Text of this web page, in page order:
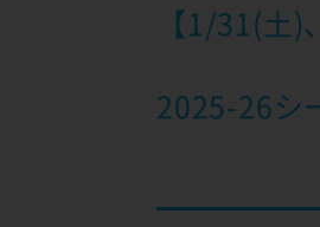
【1/31(土
2025-26シ